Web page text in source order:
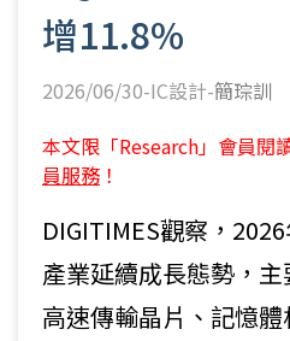
增11.8%
2026/06/30-IC設計-簡琮訓
本文限「Research」會員閱
員服務 ！
DIGITIMES觀察，
產業延續成長態勢，主
高速傳輸晶片、記憶